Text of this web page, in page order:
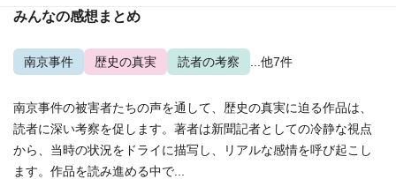
みんなの感想まとめ
南京事件 歴史の真実 読者の考察 ...他7件
南京事件の被害者たちの声を通して、歴史の真実に迫る作品は、
読者に深い考察を促します。著者は新聞記者としての冷静な視点
から、当時の状況をドライに描写し、リアルな感情を呼び起こし
ます。作品を読み進める中で...